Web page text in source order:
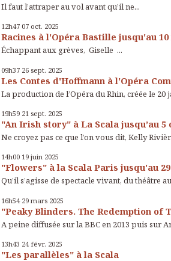
Il faut l’attraper au vol avant qu’il ne...
12h47 07 oct. 2025
Racines à l'Opéra Bastille jusqu'au
Échappant aux grèves, Giselle ...
09h37 26 sept. 2025
Les Contes d'Hoffmann à l'Opéra
La production de l’Opéra du Rhin, créée le 20
19h59 21 sept. 2025
"An Irish story" à La Scala jusqu’au 5
Ne croyez pas ce que l’on vous dit, Kelly
14h00 19 juin 2025
"Flowers" à la Scala Paris jusqu'au
Qu’il s’agisse de spectacle vivant, du théâtre
16h54 29 mars 2025
"Peaky Blinders. The Redemption of
A peine diffusée sur la BBC en 2013 puis sur
13h43 24 févr. 2025
"Les parallèles" à la Scala